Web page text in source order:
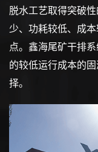
脱水工艺取得突破
少、功耗较低、成
点。鑫海尾矿干排
的较低运行成本的
择。